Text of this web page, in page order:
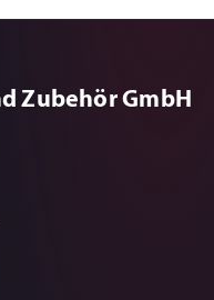
Zubehör GmbH